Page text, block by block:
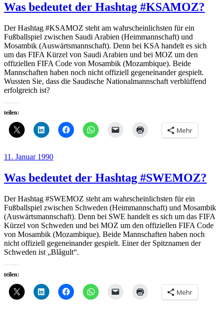
Was bedeutet der Hashtag #KSAMOZ?
Der Hashtag #KSAMOZ steht am wahrscheinlichsten für ein
Fußballspiel zwischen Saudi Arabien (Heimmannschaft) und
Mosambik (Auswärtsmannschaft). Denn bei KSA handelt es sich
um das FIFA Kürzel von Saudi Arabien und bei MOZ um den
offiziellen FIFA Code von Mosambik (Mozambique). Beide
Mannschaften haben noch nicht offiziell gegeneinander gespielt.
Wussten Sie, dass die Saudische Nationalmannschaft verblüffend
erfolgreich ist?
teilen:
Mehr
Veröffentlicht
11. Januar 1990
Was bedeutet der Hashtag #SWEMOZ?
Der Hashtag #SWEMOZ steht am wahrscheinlichsten für ein
Fußballspiel zwischen Schweden (Heimmannschaft) und Mosambik
(Auswärtsmannschaft). Denn bei SWE handelt es sich um das FIFA
Kürzel von Schweden und bei MOZ um den offiziellen FIFA Code
von Mosambik (Mozambique). Beide Mannschaften haben noch
nicht offiziell gegeneinander gespielt. Einer der Spitznamen der
Schweden ist „Blågult“.
teilen:
Mehr